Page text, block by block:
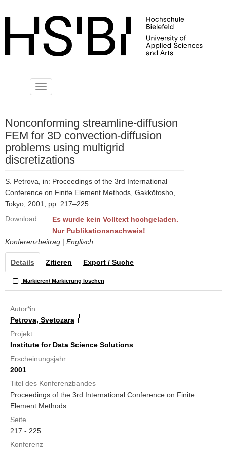
Toggle
Nonconforming streamline-diffusion
FEM for 3D convection-diffusion
problems using multigrid
discretizations
S. Petrova, in: Proceedings of the 3rd International
Conference on Finite Element Methods, Gakkōtosho,
Tokyo, 2001, pp. 217–225.
Download
Es wurde kein Volltext hochgeladen.
Nur Publikationsnachweis!
Konferenzbeitrag | Englisch
Details Zitieren Export / Suche
Markieren/ Markierung löschen
Autor*in
Petrova, Svetozara
Projekt
Institute for Data Science Solutions
Erscheinungsjahr
2001
Titel des Konferenzbandes
Proceedings of the 3rd International Conference on Finite
Element Methods
Seite
217 - 225
Konferenz